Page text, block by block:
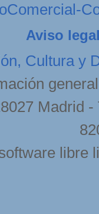
Aviso
Cultura y
Madrid
libre